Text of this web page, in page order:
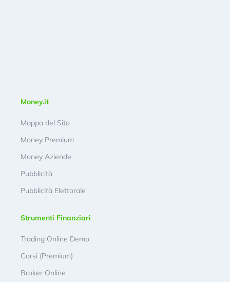
Money.it
Mappa del Sito
Money Premium
Money Aziende
Pubblicità
Pubblicità Elettorale
Strumenti Finanziari
Trading Online Demo
Corsi (Premium)
Broker Online